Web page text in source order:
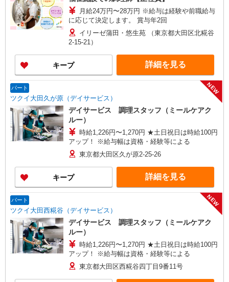
月給24万円〜28万円 ※給与は経験や前職給与
に応じて決定します。 賞与年2回
イリーゼ蒲田・悠生苑 （東京都大田区北糀谷
2-15-21）
キープ 詳細を見る
パート
ツクイ大田久が原（デイサービス）
NEW
デイサービス 調理スタッフ（ミールケアク
ルー）
時給1,226円〜1,270円 ★土日祝日は時給100円
アップ！ ※給与幅は資格・経験等による
東京都大田区久が原2-25-26
キープ 詳細を見る
パート
ツクイ大田西糀谷（デイサービス）
NEW
デイサービス 調理スタッフ（ミールケアク
ルー）
時給1,226円〜1,270円 ★土日祝日は時給100円
アップ！ ※給与幅は資格・経験等による
東京都大田区西糀谷四丁目9番11号